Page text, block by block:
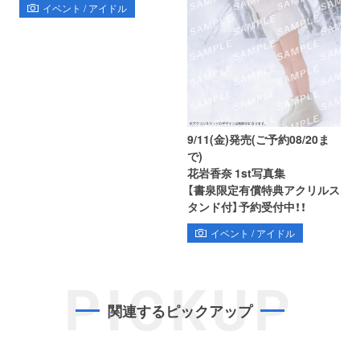
イベント / アイドル
9/11(金)発売(ご予約08/20ま
で)
花岩香奈 1st写真集
【書泉限定有償特典アクリルス
タンド付】予約受付中！！
イベント / アイドル
PICKUP
関連するピックアップ